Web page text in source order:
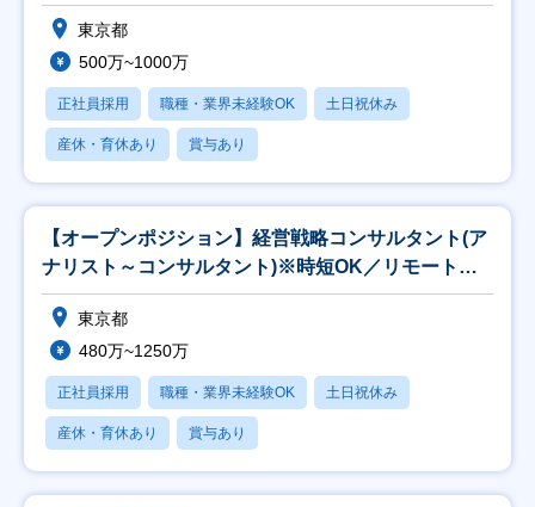
東京都
500万~1000万
正社員採用 職種・業界未経験OK 土日祝休み
産休・育休あり 賞与あり
【オープンポジション】経営戦略コンサルタント(ア
ナリスト～コンサルタント)※時短OK／リモート
82％
東京都
480万~1250万
正社員採用 職種・業界未経験OK 土日祝休み
産休・育休あり 賞与あり